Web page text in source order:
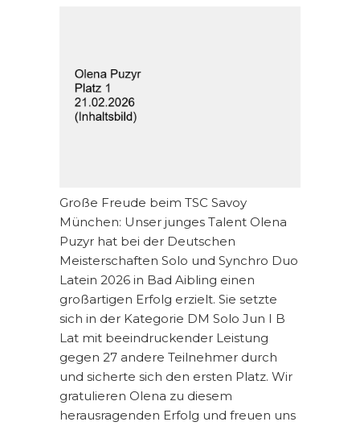
Große Freude beim TSC Savoy
München: Unser junges Talent Olena
Puzyr hat bei der Deutschen
Meisterschaften Solo und Synchro Duo
Latein 2026 in Bad Aibling einen
großartigen Erfolg erzielt. Sie setzte
sich in der Kategorie DM Solo Jun I B
Lat mit beeindruckender Leistung
gegen 27 andere Teilnehmer durch
und sicherte sich den ersten Platz. Wir
gratulieren Olena zu diesem
herausragenden Erfolg und freuen uns